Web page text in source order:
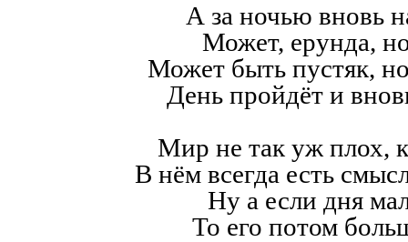
А за ночью вновь
Может, ерунда,
Может быть пустяк,
День пройдёт и
Мир не так уж плох,
В нём всегда есть
Ну а если дня
То его потом